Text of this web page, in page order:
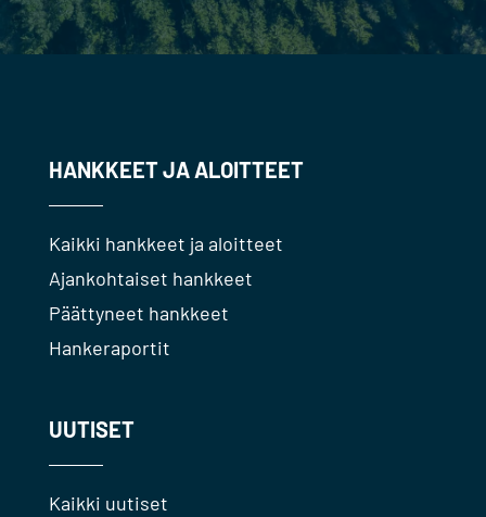
HANKKEET JA ALOITTEET
Kaikki hankkeet ja aloitteet
Ajankohtaiset hankkeet
Päättyneet hankkeet
Hankeraportit
UUTISET
Kaikki uutiset